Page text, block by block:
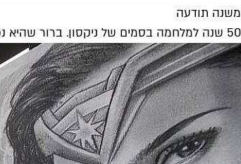
משנה תודעה
50 שנה למלחמה בסמים של ניקסון. ברור שהיא נכשלה, מהם הפתרונות?